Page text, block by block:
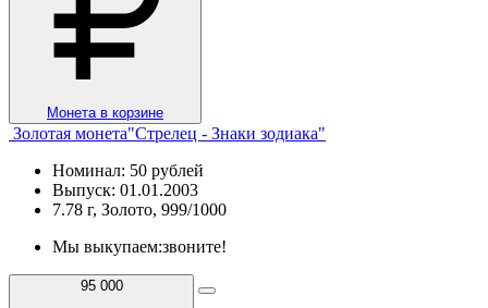
Монета в корзине
Золотая монета"Стрелец - Знаки зодиака"
Номинал: 50 рублей
Выпуск: 01.01.2003
7.78 г, Золото, 999/1000
Мы выкупаем:звоните!
95 000